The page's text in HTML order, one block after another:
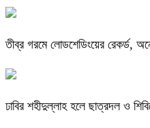
তীব্র গরমে লোডশেডিংয়ের রেকর্ড,
ঢাবির শহীদুল্লাহ হলে ছাত্রদল ও